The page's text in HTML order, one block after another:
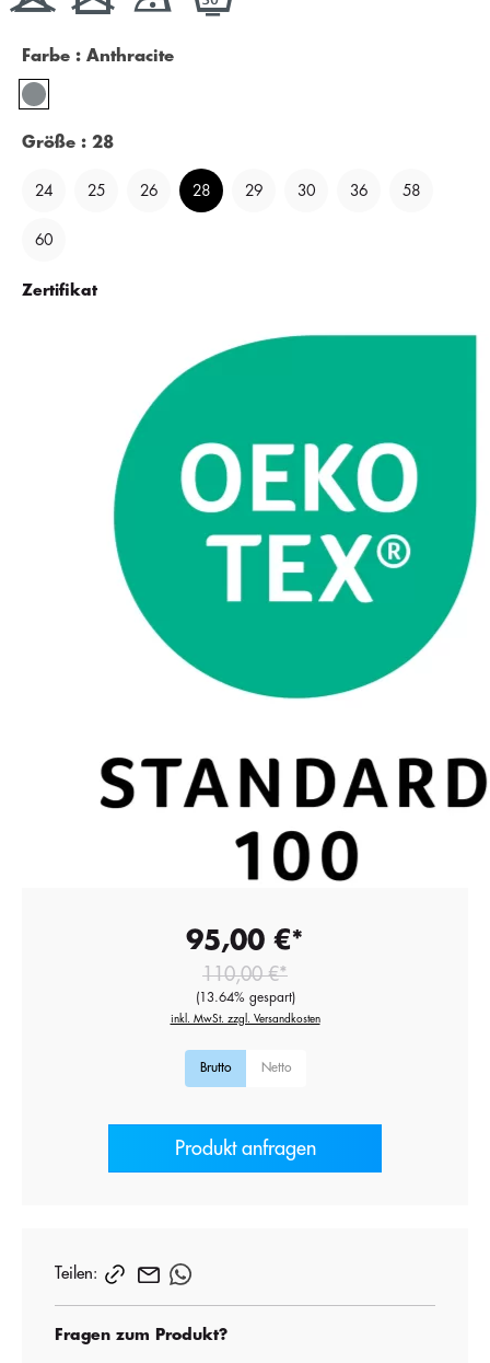
Farbe : Anthracite
Größe : 28
24 25 26 28 29 30 36 58
60
Zertifikat
95,00 €*
110,00 €*
(13.64% gespart)
inkl. MwSt. zzgl. Versandkosten
Brutto Netto
Produkt anfragen
Teilen:
Fragen zum Produkt?